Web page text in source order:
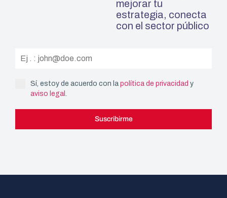
mejorar tu
estrategia, conecta
con el sector público
Sí, estoy de acuerdo con la política de privacidad y
aviso legal .
Suscribirme